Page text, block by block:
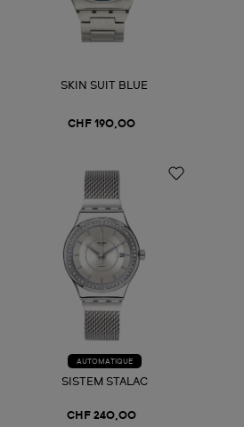
SKIN SUIT BLUE
CHF 190,00
AUTOMATIQUE
SISTEM STALAC
CHF 240,00